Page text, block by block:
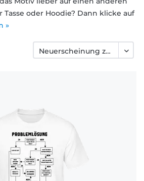
Tasse oder Hoodie? Dann klicke auf
»